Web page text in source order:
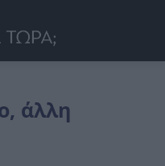
άλλη